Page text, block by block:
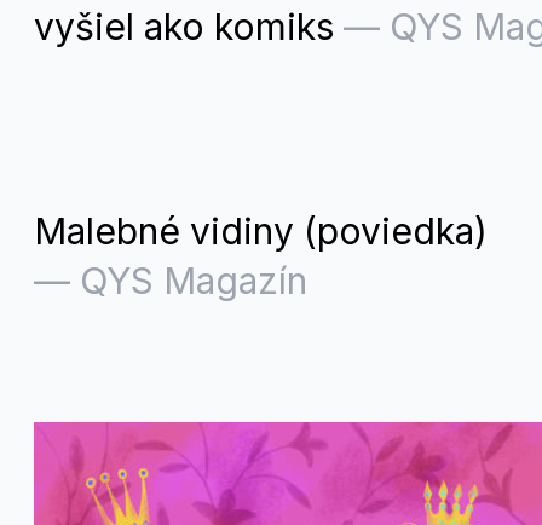
vyšiel ako komiks — QYS
Malebné vidiny (poviedka)
— QYS Magazín